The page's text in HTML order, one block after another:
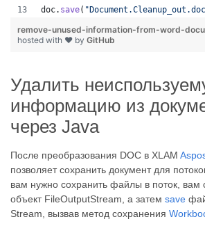
doc. save(
remove-unused-information-from-word-
hosted with ❤ by GitHub
Удалить
информацию из
через Java
После преобразования DOC в XLAM
позволяет сохранить документ для
вам нужно сохранить файлы в поток, вам
объект FileOutputStream, а затем save
Stream, вызвав метод сохранения